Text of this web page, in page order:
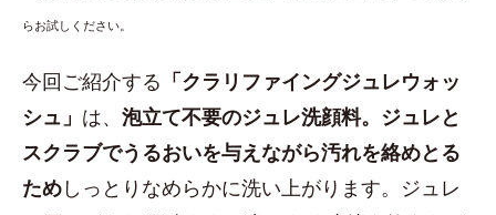
らお試しください。
今回ご紹介する 「クラリファイングジュレウォッ
シュ」 は、 泡立て不要のジュレ洗顔料。ジュレと
スクラブでうるおいを与えながら汚れを絡めとる
ためしっとりなめらかに洗い上がります。ジュレ